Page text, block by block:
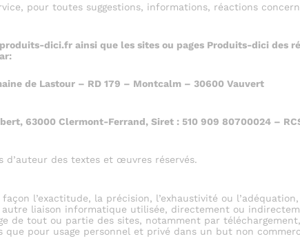
pour toutes suggestions, informations, réactions
produits-dici.fr ainsi que les sites ou pages Produits-dici des
de Lastour – RD 179 – Montcalm – 30600 Vauvert
63000 Clermont-Ferrand, Siret : 510 909 80700024 –
d’auteur des textes et œuvres réservés.
l’exactitude, la précision, l’exhaustivité ou
autre liaison informatique utilisée, directement ou
de tout ou partie des sites, notamment par
que pour usage personnel et privé dans un but non